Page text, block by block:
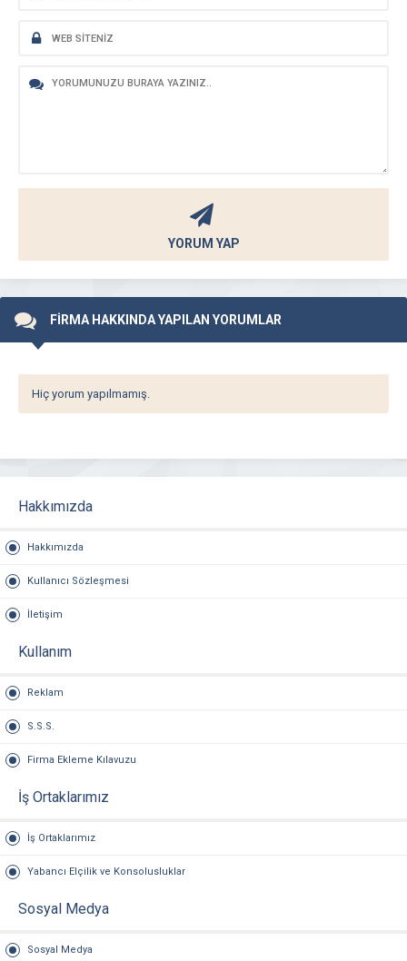
YORUM YAP
FİRMA HAKKINDA YAPILAN YORUMLAR
Hiç yorum yapılmamış.
Hakkımızda
Hakkımızda
Kullanıcı Sözleşmesi
İletişim
Kullanım
Reklam
S.S.S.
Firma Ekleme Kılavuzu
İş Ortaklarımız
İş Ortaklarımız
Yabancı Elçilik ve Konsolusluklar
Sosyal Medya
Sosyal Medya